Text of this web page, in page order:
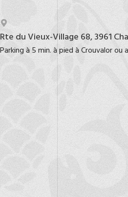
Rte du Vieux-Village 68, 3961
Parking à 5 min. à pied à Crouvalor